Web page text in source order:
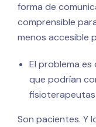
forma de
comprensible
menos accesible
El problema es
que podrían
fisioterapeutas.
Son pacientes. Y